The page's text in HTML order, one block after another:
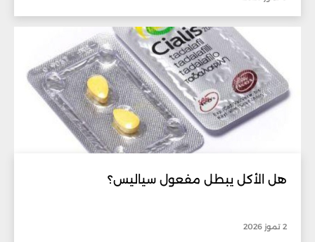
هل الأكل يبطل مفعول سياليس؟
2 تموز 2026